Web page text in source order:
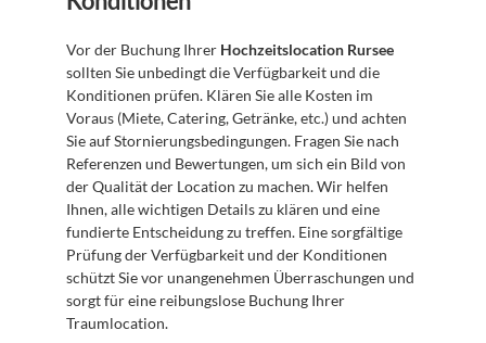
Vor der Buchung Ihrer Hochzeitslocation Rursee
sollten Sie unbedingt die Verfügbarkeit und die
Konditionen prüfen. Klären Sie alle Kosten im
Voraus (Miete, Catering, Getränke, etc.) und achten
Sie auf Stornierungsbedingungen. Fragen Sie nach
Referenzen und Bewertungen, um sich ein Bild von
der Qualität der Location zu machen. Wir helfen
Ihnen, alle wichtigen Details zu klären und eine
fundierte Entscheidung zu treffen. Eine sorgfältige
Prüfung der Verfügbarkeit und der Konditionen
schützt Sie vor unangenehmen Überraschungen und
sorgt für eine reibungslose Buchung Ihrer
Traumlocation.